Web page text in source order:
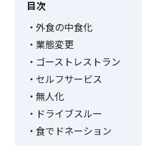
目次
外食の中食化
業態変更
ゴーストレストラン
セルフサービス
無人化
ドライブスルー
食でドネーション